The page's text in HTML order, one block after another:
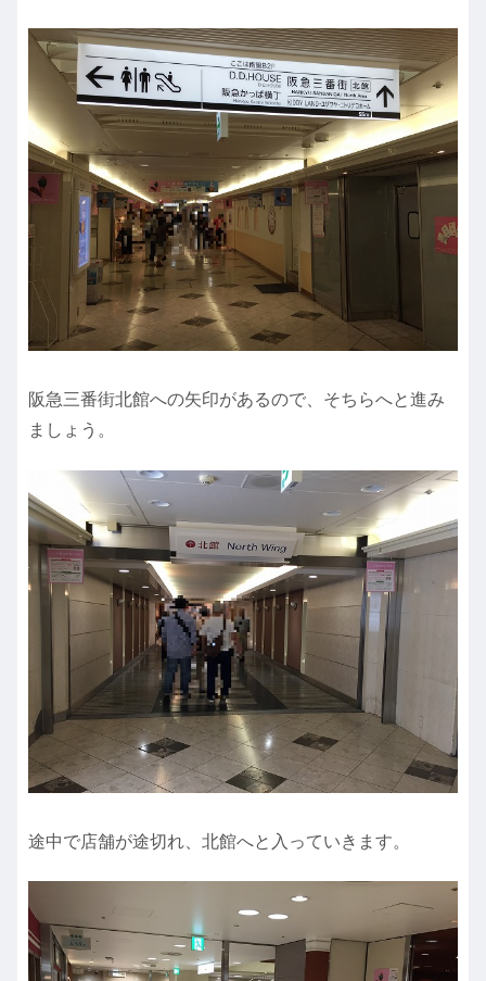
阪急三番街北館への矢印があるので、そちらへと進み
ましょう。
途中で店舗が途切れ、北館へと入っていきます。